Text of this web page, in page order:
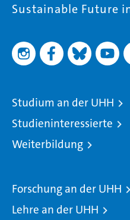
Sustainable Future
Studium an der UHH
Studieninteressierte
Weiterbildung
Forschung an der UHH
Lehre an der UHH